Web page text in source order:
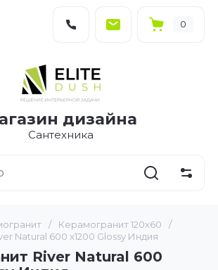
0
дизайна
Сантехника
/ Керамогранит 120х60
/
Natural 600 x1200 Glossy Индия
River Natural 600